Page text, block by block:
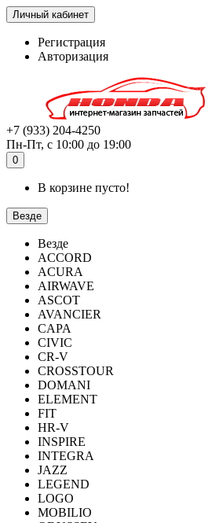
Личный кабинет
Регистрация
Авторизация
+7 (933) 204-4250
Пн-Пт, с 10:00 до 19:00
0
В корзине пусто!
Везде
Везде
ACCORD
ACURA
AIRWAVE
ASCOT
AVANCIER
CAPA
CIVIC
CR-V
CROSSTOUR
DOMANI
ELEMENT
FIT
HR-V
INSPIRE
INTEGRA
JAZZ
LEGEND
LOGO
MOBILIO